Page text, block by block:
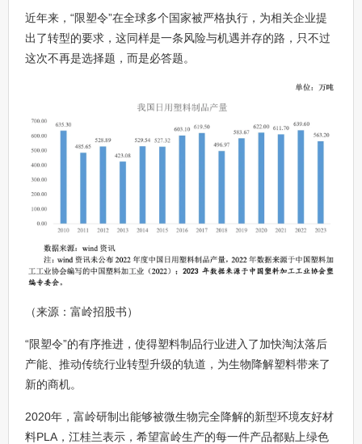
近年来，“限塑令”在全球多个国家被严格执行，为相关企业提
出了转型的要求，这同样是一条风险与机遇并存的路，只不过
这次不再是选择题，而是必答题。
（来源：富岭招股书）
“限塑令”的有序推进，使得塑料制品行业进入了加快淘汰落后
产能、推动传统行业转型升级的轨道，为生物降解塑料带来了
新的商机。
2020年，富岭研制出能够被微生物完全降解的新型环境友好材
料PLA，江桂兰表示，希望富岭生产的每一件产品都贴上绿色